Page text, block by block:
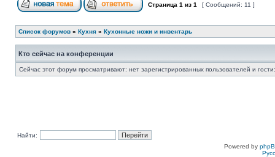
Страница 1 из 1 [ Сообщений: 11 ]
Список форумов » Кухня » Кухонные ножи и инвентарь
Кто сейчас на конференции
Сейчас этот форум просматривают: нет зарегистрированных пользователей и
Найти:
Powered by